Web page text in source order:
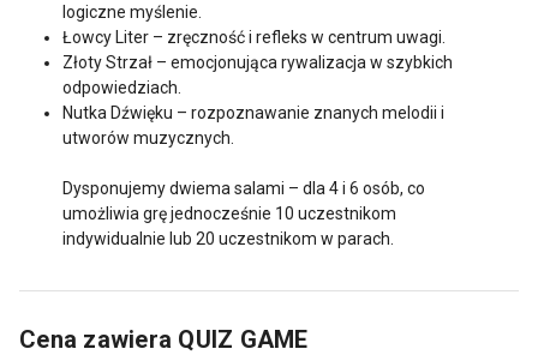
logiczne myślenie.
Łowcy Liter – zręczność i refleks w centrum uwagi.
Złoty Strzał – emocjonująca rywalizacja w szybkich
odpowiedziach.
Nutka Dźwięku – rozpoznawanie znanych melodii i
utworów muzycznych.
Dysponujemy dwiema salami – dla 4 i 6 osób, co
umożliwia grę jednocześnie 10 uczestnikom
indywidualnie lub 20 uczestnikom w parach.
Cena zawiera QUIZ GAME